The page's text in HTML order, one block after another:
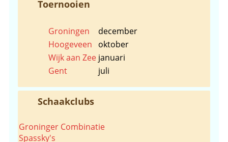
Toernooien
Groningen
december
Hoogeveen
oktober
Wijk aan Zee januari
Gent
juli
Schaakclubs
Groninger Combinatie
Spassky's